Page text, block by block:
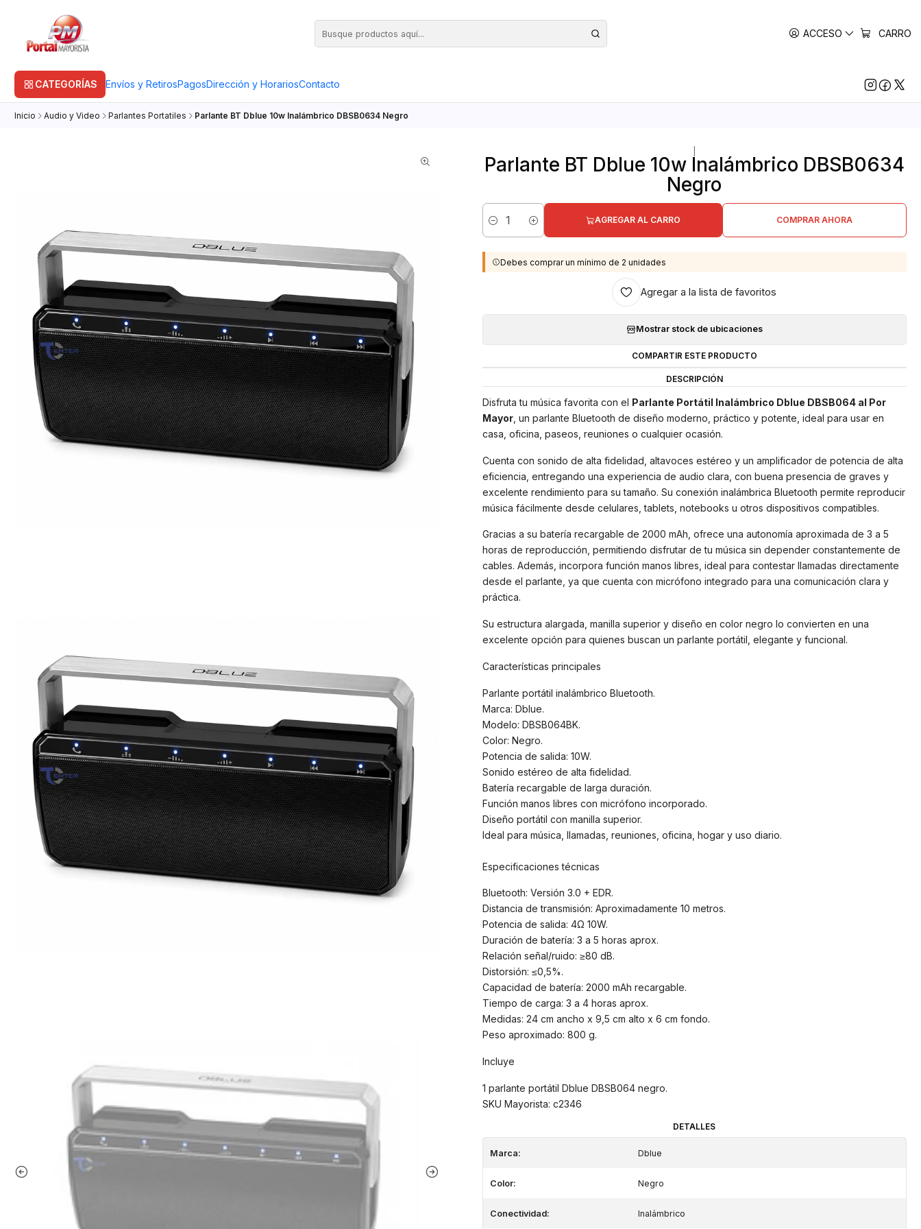
ACCESO CARRO
CATEGORÍAS Envíos y RetirosPagosDirección y HorariosContacto
Inicio Audio y Video Parlantes Portatiles Parlante BT Dblue 10w Inalámbrico DBSB0634 Negro
Parlante BT Dblue 10w Inalámbrico DBSB0634
Negro
Cantidad
AGREGAR AL CARRO COMPRAR AHORA
Debes comprar un mínimo de 2 unidades
Agregar a la lista de favoritos
Mostrar stock de ubicaciones
COMPARTIR ESTE PRODUCTO
DESCRIPCIÓN
Disfruta tu música favorita con el Parlante Portátil Inalámbrico Dblue DBSB064 al Por
Mayor, un parlante Bluetooth de diseño moderno, práctico y potente, ideal para usar en
casa, oficina, paseos, reuniones o cualquier ocasión.
Cuenta con sonido de alta fidelidad, altavoces estéreo y un amplificador de potencia de alta
eficiencia, entregando una experiencia de audio clara, con buena presencia de graves y
excelente rendimiento para su tamaño. Su conexión inalámbrica Bluetooth permite reproducir
música fácilmente desde celulares, tablets, notebooks u otros dispositivos compatibles.
Gracias a su batería recargable de 2000 mAh, ofrece una autonomía aproximada de 3 a 5
horas de reproducción, permitiendo disfrutar de tu música sin depender constantemente de
cables. Además, incorpora función manos libres, ideal para contestar llamadas directamente
desde el parlante, ya que cuenta con micrófono integrado para una comunicación clara y
práctica.
Su estructura alargada, manilla superior y diseño en color negro lo convierten en una
excelente opción para quienes buscan un parlante portátil, elegante y funcional.
Características principales
Parlante portátil inalámbrico Bluetooth.
Marca: Dblue.
Modelo: DBSB064BK.
Color: Negro.
Potencia de salida: 10W.
Sonido estéreo de alta fidelidad.
Batería recargable de larga duración.
Función manos libres con micrófono incorporado.
Diseño portátil con manilla superior.
Ideal para música, llamadas, reuniones, oficina, hogar y uso diario.
Especificaciones técnicas
Bluetooth: Versión 3.0 + EDR.
Distancia de transmisión: Aproximadamente 10 metros.
Potencia de salida: 4Ω 10W.
Duración de batería: 3 a 5 horas aprox.
Relación señal/ruido: ≥80 dB.
Distorsión: ≤0,5%.
Capacidad de batería: 2000 mAh recargable.
Tiempo de carga: 3 a 4 horas aprox.
Medidas: 24 cm ancho x 9,5 cm alto x 6 cm fondo.
Peso aproximado: 800 g.
Incluye
1 parlante portátil Dblue DBSB064 negro.
SKU Mayorista: c2346
DETALLES
Marca: Dblue
Color: Negro
Conectividad: Inalámbrico